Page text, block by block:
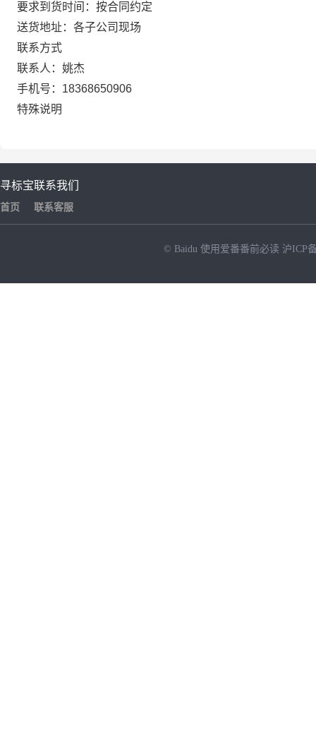
要求到货时间：按合同约定
送货地址：各子公司现场
联系方式
联系人：姚杰
手机号：18368650906
特殊说明
寻标宝
首页
联系我们
联系客服
© Baidu 使用爱番番前必读 沪ICP